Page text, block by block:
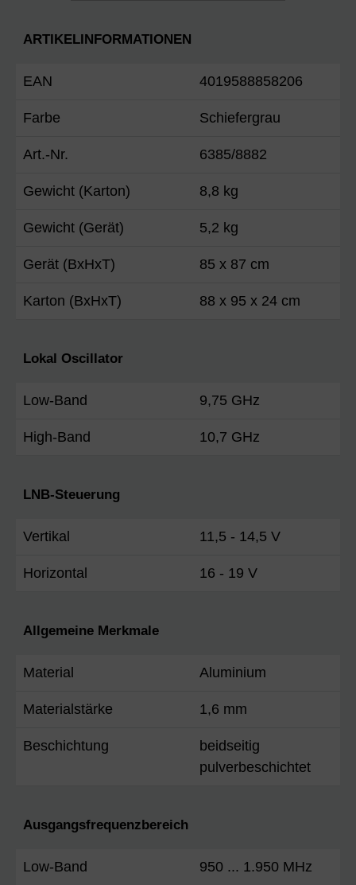
ARTIKELINFORMATIONEN
EAN 4019588858206
Farbe Schiefergrau
Art.-Nr. 6385/8882
Gewicht (Karton) 8,8 kg
Gewicht (Gerät) 5,2 kg
Gerät (BxHxT) 85 x 87 cm
Karton (BxHxT) 88 x 95 x 24 cm
Lokal Oscillator
Low-Band 9,75 GHz
High-Band 10,7 GHz
LNB-Steuerung
Vertikal 11,5 - 14,5 V
Horizontal 16 - 19 V
Allgemeine Merkmale
Material Aluminium
Materialstärke 1,6 mm
Beschichtung
beidseitig
pulverbeschichtet
Ausgangsfrequenzbereich
Low-Band 950 ... 1.950 MHz